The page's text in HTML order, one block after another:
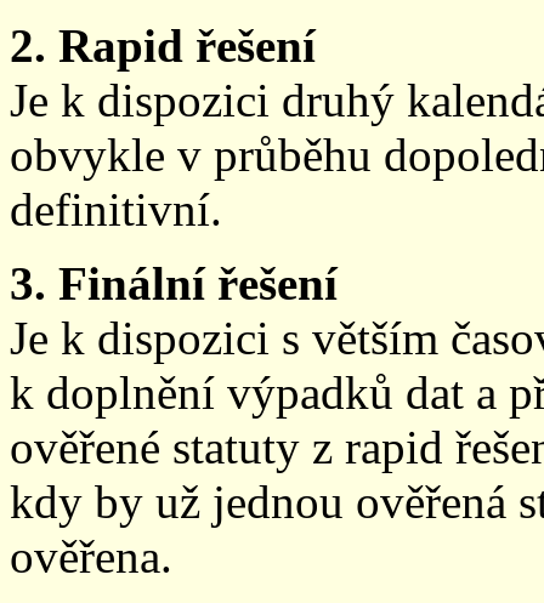
2. Rapid řešení
Je k dispozici druhý
obvykle v průběhu
definitivní.
3. Finální řešení
Je k dispozici s větším
k doplnění výpadků dat a
ověřené statuty z rapid
kdy by už jednou ověřená
ověřena.